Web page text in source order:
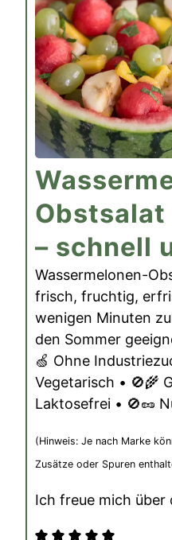
– schnell
Wassermelonen-
frisch, fruchtig,
wenigen Minuten
den Sommer
🍏 Ohne
Vegetarisch • 🚫🌾
Laktosefrei • 🚫🥜
(Hinweis: Je nach Marke
Zusätze oder Spuren
Ich freue mich über